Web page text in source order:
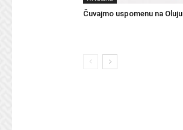
Čuvajmo uspomenu na Oluju